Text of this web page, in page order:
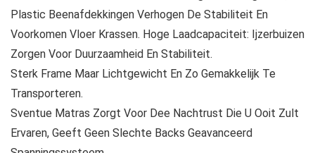
Plastic Beenafdekkingen Verhogen De Stabiliteit En
Voorkomen Vloer Krassen. Hoge Laadcapaciteit: Ijzerbuizen
Zorgen Voor Duurzaamheid En Stabiliteit.
Sterk Frame Maar Lichtgewicht En Zo Gemakkelijk Te
Transporteren.
Sventue Matras Zorgt Voor Dee Nachtrust Die U Ooit Zult
Ervaren, Geeft Geen Slechte Backs Geavanceerd